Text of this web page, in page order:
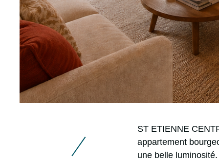
ST ETIENNE
appartement
une belle